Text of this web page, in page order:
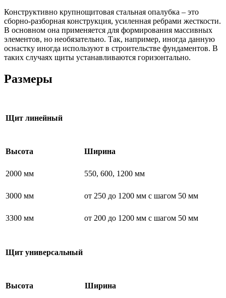
Конструктивно крупнощитовая стальная опалубка – это
сборно-разборная конструкция, усиленная ребрами жесткости.
В основном она применяется для формирования массивных
элементов, но необязательно. Так, например, иногда данную
оснастку иногда используют в строительстве фундаментов. В
таких случаях щиты устанавливаются горизонтально.
Размеры
Щит линейный
Высота Ширина
2000 мм 550, 600, 1200 мм
3000 мм от 250 до 1200 мм с шагом 50 мм
3300 мм от 200 до 1200 мм с шагом 50 мм
Щит универсальный
Высота Ширина